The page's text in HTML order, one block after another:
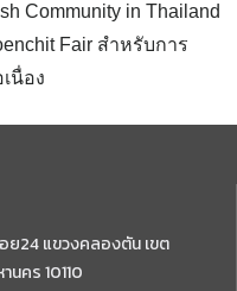
Community in Thailand
Fair สำหรับการ
นื่อง
ย24 แขวงคลองตัน เขต
นคร 10110